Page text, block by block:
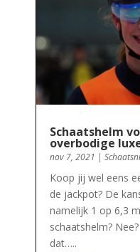
Schaatshelm
overbodige
nov 7, 2021 |
Koop jij wel eens
de jackpot? De
namelijk 1 op 6,3
schaatshelm?
dat…..